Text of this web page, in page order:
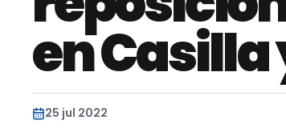
en Casilla
25 jul 2022